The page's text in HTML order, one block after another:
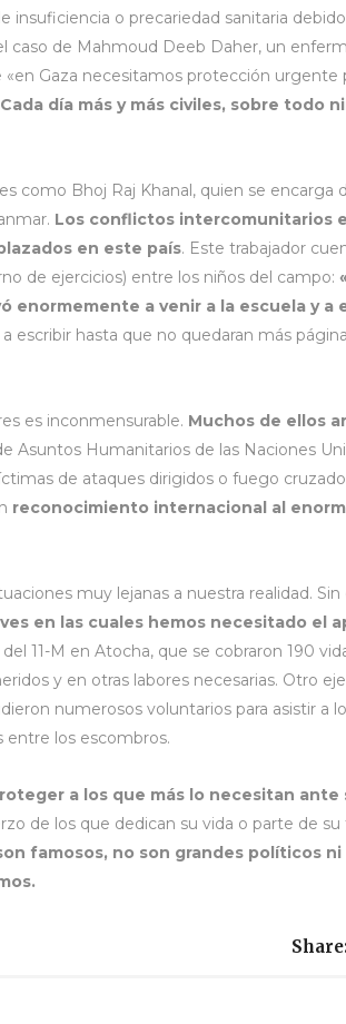
insuficiencia o precariedad sanitaria
caso de Mahmoud Deeb Daher, un
Gaza necesitamos protección urgente
Cada día más y más civiles, sobre todo
como Bhoj Raj Khanal, quien se encarga
Los conflictos intercomunitarios
en este país. Este trabajador
de ejercicios) entre los niños del campo:
enormemente a venir a la escuela y a
escribir hasta que no quedaran más
es inconmensurable. Muchos de ellos
Asuntos Humanitarios de las Naciones
de ataques dirigidos o fuego
reconocimiento internacional al
muy lejanas a nuestra realidad.
en las cuales hemos necesitado el
11-M en Atocha, que se cobraron 190
y en otras labores necesarias. Otro
numerosos voluntarios para asistir a
entre los escombros.
a los que más lo necesitan
de los que dedican su vida o parte de su
famosos, no son grandes políticos